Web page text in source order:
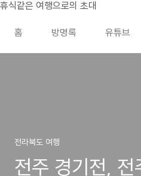
본문 바로가기
휴식같은 여행으로의 초대
홈 방명록 유튜브
전라북도 여행
전주 경기전,